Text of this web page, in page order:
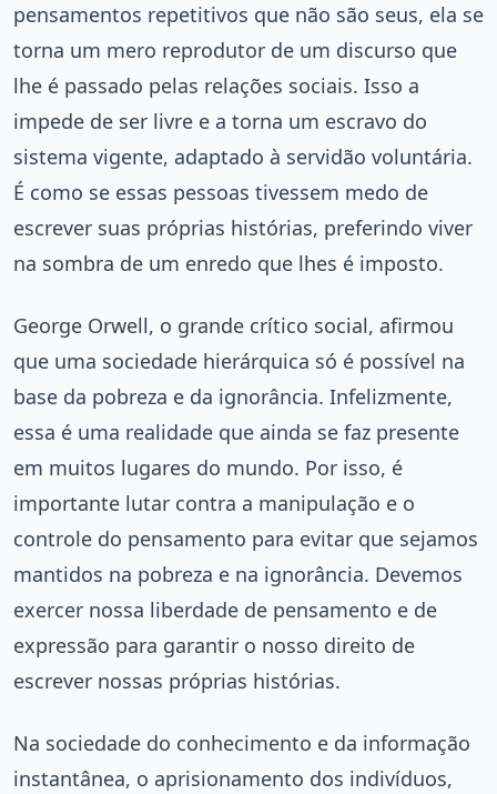
pensamentos repetitivos que não são seus, ela se
torna um mero reprodutor de um discurso que
lhe é passado pelas relações sociais. Isso a
impede de ser livre e a torna um escravo do
sistema vigente, adaptado à servidão voluntária.
É como se essas pessoas tivessem medo de
escrever suas próprias histórias, preferindo viver
na sombra de um enredo que lhes é imposto.
George Orwell, o grande crítico social, afirmou
que uma sociedade hierárquica só é possível na
base da pobreza e da ignorância. Infelizmente,
essa é uma realidade que ainda se faz presente
em muitos lugares do mundo. Por isso, é
importante lutar contra a manipulação e o
controle do pensamento para evitar que sejamos
mantidos na pobreza e na ignorância. Devemos
exercer nossa liberdade de pensamento e de
expressão para garantir o nosso direito de
escrever nossas próprias histórias.
Na sociedade do conhecimento e da informação
instantânea, o aprisionamento dos indivíduos,